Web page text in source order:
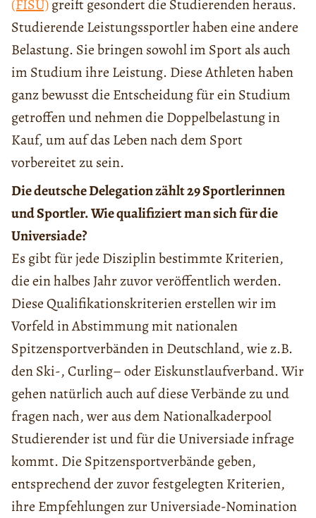
(FISU)greift gesondert die Studierenden heraus.
Studierende Leistungssportler haben eine andere
Belastung. Sie bringen sowohl im Sport als auch
im Studium ihre Leistung. Diese Athleten haben
ganz bewusst die Entscheidung für ein Studium
getroffen und nehmen die Doppelbelastung in
Kauf, um auf das Leben nach dem Sport
vorbereitet zu sein.
Die deutsche Delegation zählt 29 Sportlerinnen
und Sportler. Wie qualifiziert man sich für die
Universiade?
Es gibt für jede Disziplin bestimmte Kriterien,
die ein halbes Jahr zuvor veröffentlich werden.
Diese Qualifikationskriterien erstellen wir im
Vorfeld in Abstimmung mit nationalen
Spitzensportverbänden in Deutschland, wie z.B.
den Ski-, Curling– oder Eiskunstlaufverband. Wir
gehen natürlich auch auf diese Verbände zu und
fragen nach, wer aus dem Nationalkaderpool
Studierender ist und für die Universiade infrage
kommt. Die Spitzensportverbände geben,
entsprechend der zuvor festgelegten Kriterien,
ihre Empfehlungen zur Universiade-Nomination